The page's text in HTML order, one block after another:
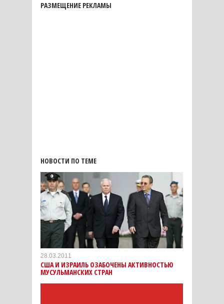
РАЗМЕЩЕНИЕ РЕКЛАМЫ
НОВОСТИ ПО ТЕМЕ
28.03.2011
США И ИЗРАИЛЬ ОЗАБОЧЕНЫ АКТИВНОСТЬЮ
МУСУЛЬМАНСКИХ СТРАН